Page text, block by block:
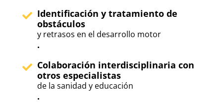
Identificación y tratamiento de
obstáculos
y retrasos en el desarrollo motor
.
Colaboración interdisciplinaria con
otros especialistas
de la sanidad y educación
.